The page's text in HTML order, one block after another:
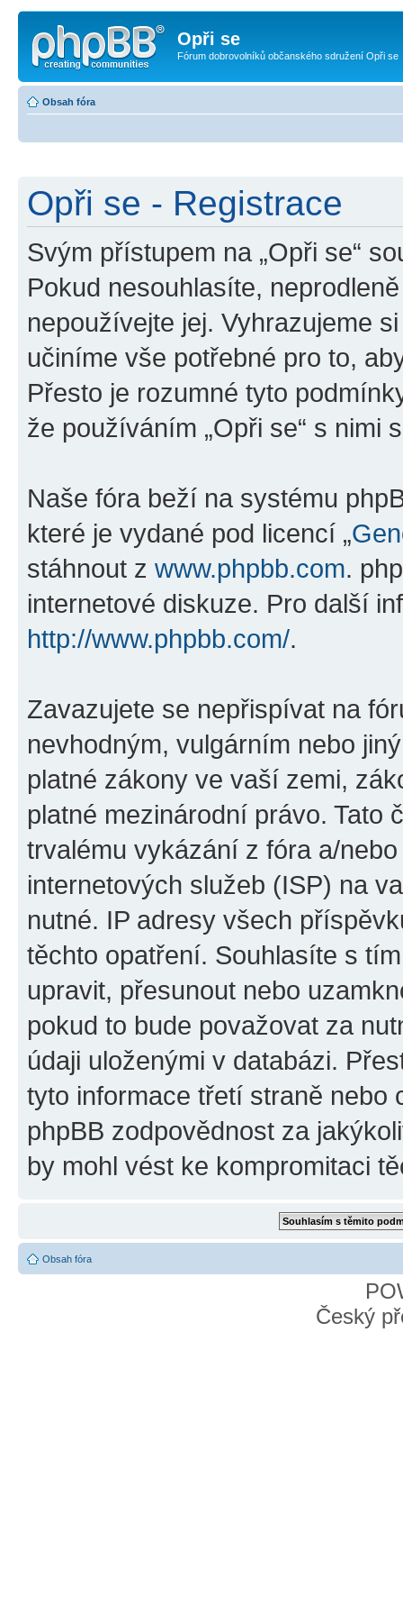
Opři se
Fórum dobrovolníků občanského sdružení Opři se
Obsah fóra
Opři se - Registrace
Svým přístupem na „Opři se“
Pokud nesouhlasíte,
nepoužívejte jej. Vyhrazujeme
učiníme vše potřebné pro to,
Přesto je rozumné tyto
že používáním „Opři se“ s nimi
Naše fóra beží na systému
které je vydané pod licencí „
stáhnout z www.phpbb.com.
internetové diskuze. Pro další
http://www.phpbb.com/.
Zavazujete se nepřispívat na
nevhodným, vulgárním nebo
platné zákony ve vaší zemi,
platné mezinárodní právo. Tato
trvalému vykázání z fóra a/
internetových služeb (ISP) na
nutné. IP adresy všech
těchto opatření. Souhlasíte s
upravit, přesunout nebo
pokud to bude považovat za
údaji uloženými v databázi.
tyto informace třetí straně nebo
phpBB zodpovědnost za
by mohl vést ke kompromitaci
Obsah fóra
Český